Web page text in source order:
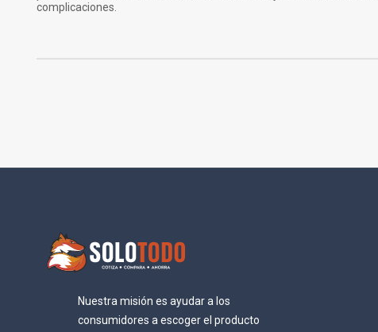
complicaciones.
Nuestra misión es ayudar a los
consumidores a escoger el producto